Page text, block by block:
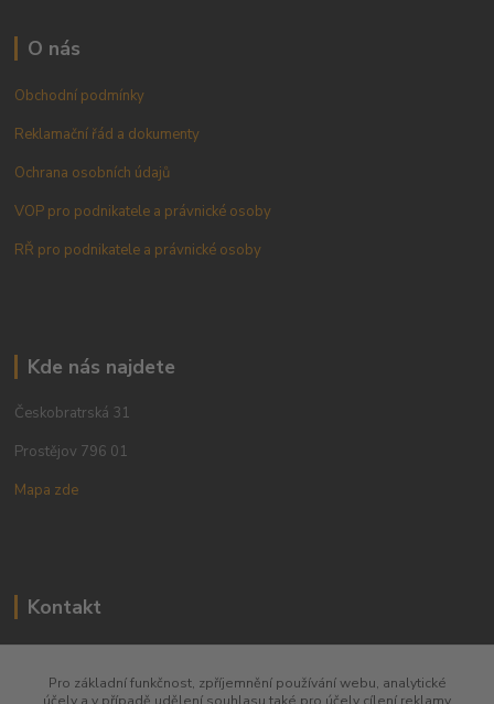
O nás
Obchodní podmínky
Reklamační řád a dokumenty
Ochrana osobních údajů
VOP pro podnikatele a právnické osoby
RŘ pro podnikatele a právnické osoby
Kde nás najdete
Českobratrská 31
Prostějov 796 01
Mapa zde
Kontakt
Pro základní funkčnost, zpříjemnění používání webu, analytické